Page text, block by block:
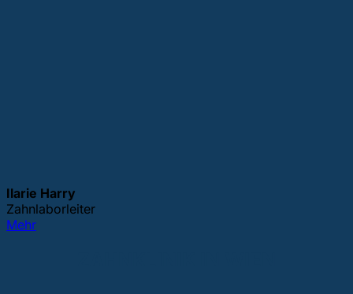
Ilarie Harry
Zahnlaborleiter
Mehr